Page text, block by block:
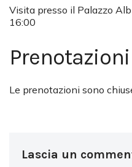
Visita presso il Palazzo
16:00
Prenotazioni
Le prenotazioni sono
Lascia un